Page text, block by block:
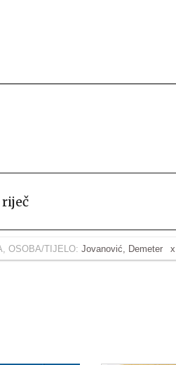
OSOBA/TIJELO: Jovanović, Demeter